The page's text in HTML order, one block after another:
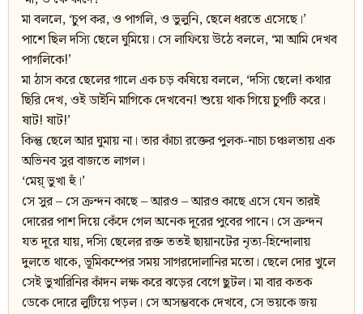
মা বললে, ‘চুপ কর, ও পাগলি, ও ভুলুনি, ছেলে ধরতে এসেছে।’
পাশে ছিল দস্যি ছেলে ঘুমিয়ে। সে লাফিয়ে উঠে বললে, ‘মা আমি দেখব
পাগলিকে!’
মা ঠাস করে ছেলের গালে এক চড় কষিয়ে বললে, ‘দস্যি ছেলে! কথার
ছিরি দেখ, ওই ডাইনি মাগিকে দেখবেন! শুয়ে থাক গিয়ে চুপটি করে।
ষাট! ষাট!’
কিন্তু ছেলে আর ঘুমায় না। তার কাঁচা রক্তের পুলক-নাচা চঞ্চলতায় এক
অভিনব সুর বাজতে লাগল।
‘মেয়্ ভুখা হুঁ।’
সে সুর – সে ক্রন্দন কাছে – আরও – আরও কাছে এসে যেন তারই
দোরের পাশ দিয়ে কেঁদে গেল অনেক দূরের পুবের পানে। সে ক্রন্দন
যত দূরে যায়, দস্যি ছেলের রক্ত ততই ছায়ানটের নৃত্য-হিন্দোলায়
দুলতে থাকে, ভূমিকম্পের সময় সাগরদোলানির মতো। ছেলে দোর খুলে
সেই ভুখারিনির কাঁদন লক্ষ করে ঝড়ের বেগে ছুটল। মা বার কতক
ডেকে দোরে লুটিয়ে পড়ল। সে অসম্ভবকে দেখবে, সে ভয়কে জয়